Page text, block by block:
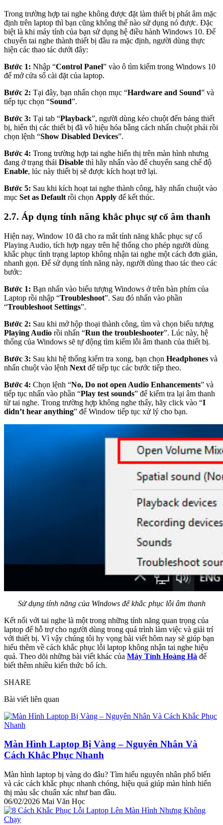
Trong trường hợp tai nghe không được đặt làm thiết bị phát âm mặc
định trên laptop thì bạn cũng không thể nào sử dụng nó được. Đặc
biệt là khi máy tính của bạn sử dụng hệ điều hành Windows 10. Để
chuyển tai nghe thành thiết bị đầu ra mặc định, người dùng thực
hiện các thao tác dưới đây:
Bước 1: Nhập “Control Panel” vào ô tìm kiếm trong Windows 10
để mở cửa sổ cài đặt của laptop.
Bước 2: Tại đây, bạn nhấn chọn mục “Hardware and Sound” và
tiếp tục chọn “Sound”.
Bước 3: Tại tab “Playback”, người dùng kéo chuột đến bảng thiết
bị, hiển thị các thiết bị đã vô hiệu hóa bằng cách nhấn chuột phải rồi
chọn lệnh “Show Disabled Devices”.
Bước 4: Trong trường hợp tai nghe hiển thị trên màn hình nhưng
đang ở trạng thái Disable thì hãy nhấn vào để chuyển sang chế độ
Enable, lúc này thiết bị sẽ được kích hoạt trở lại.
Bước 5: Sau khi kích hoạt tai nghe thành công, hãy nhấn chuột vào
mục Set as Default rồi chọn Apply để kết thúc.
2.7. Áp dụng tính năng khắc phục sự cố âm thanh
Hiện nay, Window 10 đã cho ra mắt tính năng khắc phục sự cố
Playing Audio, tích hợp ngay trên hệ thống cho phép người dùng
khắc phục tình trạng laptop không nhận tai nghe một cách đơn giản,
nhanh gọn. Để sử dụng tính năng này, người dùng thao tác theo các
bước:
Bước 1: Bạn nhấn vào biểu tượng Windows ở trên bàn phím của
Laptop rồi nhập “Troubleshoot”. Sau đó nhấn vào phần
“Troubleshoot Settings”.
Bước 2: Sau khi mở hộp thoại thành công, tìm và chọn biểu tượng
Playing Audio rồi nhấn “Run the troubleshooter”. Lúc này, hệ
thống của Windows sẽ tự động tìm kiếm lỗi âm thanh của thiết bị.
Bước 3: Sau khi hệ thống kiểm tra xong, bạn chọn Headphones và
nhấn chuột vào lệnh Next để tiếp tục các bước tiếp theo.
Bước 4: Chọn lệnh “No, Do not open Audio Enhancements” và
tiếp tục nhấn vào phần “Play test sounds” để kiểm tra lại âm thanh
từ tai nghe. Trong trường hợp không nghe thấy, hãy click vào “I
didn’t hear anything” để Window tiếp tục xử lý cho bạn.
Sử dụng tính năng của Windows để khắc phục lỗi âm thanh
Kết nối với tai nghe là một trong những tính năng quan trọng của
laptop để hỗ trợ cho người dùng trong quá trình làm việc và giải trí
với thiết bị. Vì vậy chúng tôi hy vọng bài viết hôm nay sẽ giúp bạn
hiểu thêm về cách khắc phục lỗi laptop không nhận tai nghe hiệu
quả. Theo dõi những bài viết khác của Máy Tính Hoàng Hà để
biết thêm nhiều kiến thức bổ ích.
SHARE
Bài viết liên quan
Màn Hình Laptop Bị Vàng – Nguyên Nhân Và
Cách Khắc Phục Nhanh
Màn hình laptop bị vàng do đâu? Tìm hiểu nguyên nhân phổ biến
và các cách khắc phục nhanh chóng, hiệu quả giúp màn hình hiển
thị màu sắc chuẩn xác như ban đầu.
06/02/2026 Mai Văn Học